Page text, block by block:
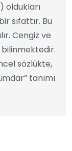
oldukları
sıfattır. Bu
Cengiz ve
bilinmektedir.
sözlükte,
tanımı